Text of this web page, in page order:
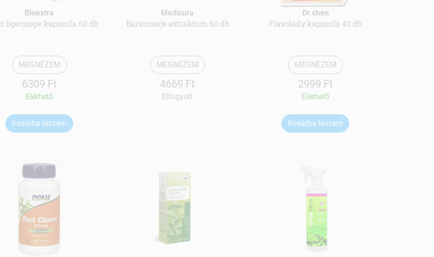
Bioextra
ligetszépe kapszula 60 db
MEGNÉZEM
6309 Ft
Elérhetõ
Kosárba teszem
Medicura
Barátcserje extraktum 60 db
MEGNÉZEM
4669 Ft
Elfogyott
Dr.chen
Flavolady kapszula 40 db
MEGNÉZEM
2999 Ft
Elérhetõ
Kosárba teszem